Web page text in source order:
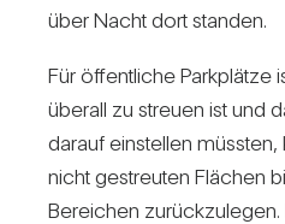
über Nacht dort standen.
Für öffent­liche Park­plätze
überall zu streuen ist und
darauf ein­stellen
nicht gestreuten Flä­chen
Berei­chen